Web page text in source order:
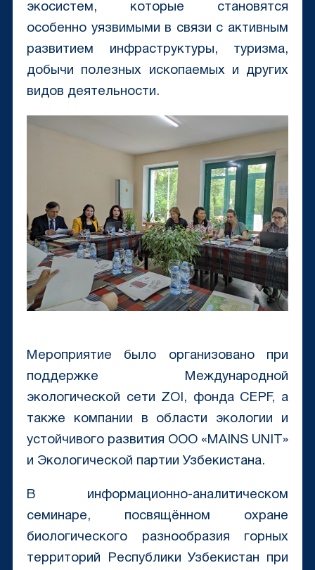
экосистем, которые становятся
особенно уязвимыми в связи с активным
развитием инфраструктуры, туризма,
добычи полезных ископаемых и других
видов деятельности.
Мероприятие было организовано при
поддержке Международной
экологической сети ZOI, фонда CEPF, а
также компании в области экологии и
устойчивого развития ООО «MAINS UNIT»
и Экологической партии Узбекистана.
В информационно-аналитическом
семинаре, посвящённом охране
биологического разнообразия горных
территорий Республики Узбекистан при